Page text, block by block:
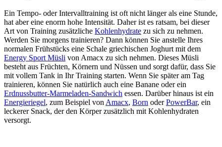
Ein Tempo- oder Intervalltraining ist oft nicht länger als eine Stunde,
hat aber eine enorm hohe Intensität. Daher ist es ratsam, bei dieser
Art von Training zusätzliche Kohlenhydrate zu sich zu nehmen.
Werden Sie morgens trainieren? Dann können Sie anstelle Ihres
normalen Frühstücks eine Schale griechischen Joghurt mit dem
Energy Sport Müsli von Amacx zu sich nehmen. Dieses Müsli
besteht aus Früchten, Körnern und Nüssen und sorgt dafür, dass Sie
mit vollem Tank in Ihr Training starten. Wenn Sie später am Tag
trainieren, können Sie natürlich auch eine Banane oder ein
Erdnussbutter-Marmeladen-Sandwich essen. Darüber hinaus ist ein
Energieriegel, zum Beispiel von Amacx, Born oderPowerBar, ein
leckerer Snack, der den Körper zusätzlich mit Kohlenhydraten
versorgt.